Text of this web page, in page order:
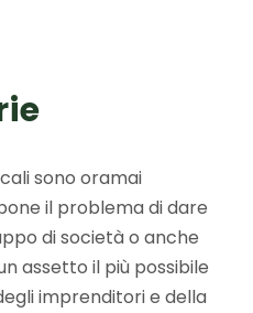
sono oramai
il problema di dare
di società o anche
assetto il più possibile
imprenditori e della